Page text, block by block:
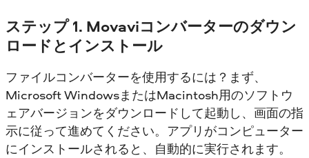
ステップ 1. Movaviコンバーターのダウン
ロードとインストール
ファイルコンバーターを使用するには？まず、
Microsoft WindowsまたはMacintosh用のソフトウ
ェアバージョンをダウンロードして起動し、画面の指
示に従って進めてください。アプリがコンピューター
にインストールされると、自動的に実行されます。